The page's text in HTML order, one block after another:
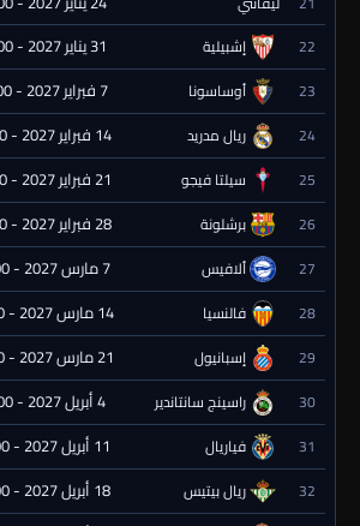
22 إشبيلية 31 يناير 2027 - 19:00
23 أوساسونا 7 فبراير 2027 - 19:00
24 ريال مدريد 14 فبراير 2027 - 19:00
25 سيلتا فيجو 21 فبراير 2027 - 19:00
26 برشلونة 28 فبراير 2027 - 19:00
27 ألافيس 7 مارس 2027 - 19:00
28 فالنسيا 14 مارس 2027 - 19:00
29 إسبانيول 21 مارس 2027 - 19:00
30 راسينج سانتاندير 4 أبريل 2027 - 19:00
31 فياريال 11 أبريل 2027 - 19:00
32 ريال بيتيس 18 أبريل 2027 - 19:00